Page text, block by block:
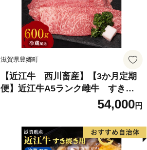
滋賀県豊郷町
【近江牛 西川畜産】【3か月定期
便】近江牛A5ランク雌牛 すき焼
54,000円